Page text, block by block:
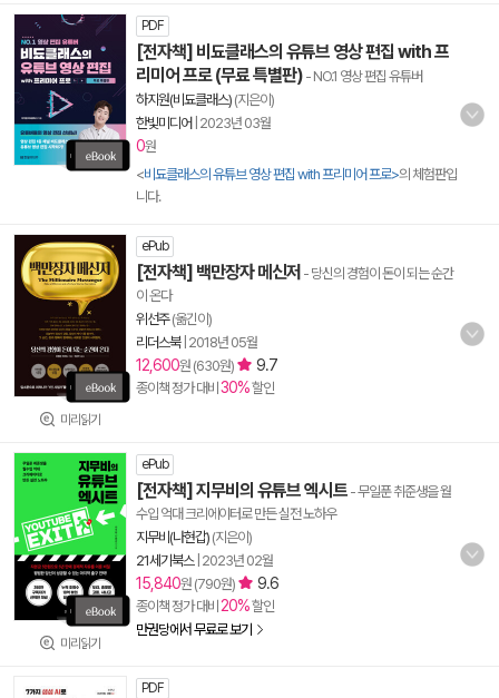
PDF
[전자책] 비됴클래스의 유튜브 영상 편집 with 프
리미어 프로 (무료 특별판) - NO.1 영상 편집 유튜버
하지원(비됴클래스) (지은이)
한빛미디어 2023년 03월
0원
<비됴클래스의 유튜브 영상 편집 with 프리미어 프로>의 체험판입
니다.
미리읽기
ePub
[전자책] 백만장자 메신저 - 당신의 경험이 돈이 되는 순간
이 온다
위선주(옮긴이)
리더스북| 2018년 05월
12,600원 (630원) 9.7
종이책 정가 대비 30%할인
미리읽기
ePub
[전자책] 지무비의 유튜브 엑시트 - 무일푼 취준생을 월
수입 억대 크리에이터로 만든 실전 노하우
지무비(나현갑) (지은이)
21세기북스| 2023년 02월
15,840원 (790원) 9.6
종이책 정가 대비 20%할인
만권당에서 무료로 보기
PDF